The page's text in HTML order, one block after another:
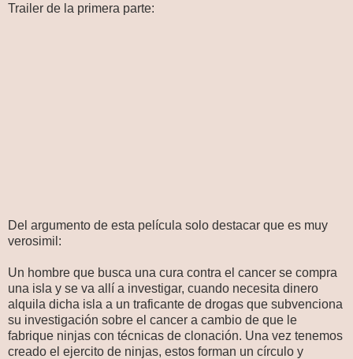
Trailer de la primera parte:
Del argumento de esta película solo destacar que es muy
verosimil:
Un hombre que busca una cura contra el cancer se compra
una isla y se va allí a investigar, cuando necesita dinero
alquila dicha isla a un traficante de drogas que subvenciona
su investigación sobre el cancer a cambio de que le
fabrique ninjas con técnicas de clonación. Una vez tenemos
creado el ejercito de ninjas, estos forman un círculo y